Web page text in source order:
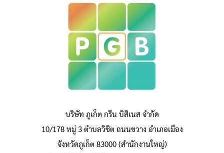
บริษัท ภูเก็ต กรีน บิสิเนส จำกัด
10/178 หมู่ 3 ตำบลวิชิต ถนนขวาง อำเภอเมือง
จังหวัดภูเก็ต 83000 (สำนักงานใหญ่)